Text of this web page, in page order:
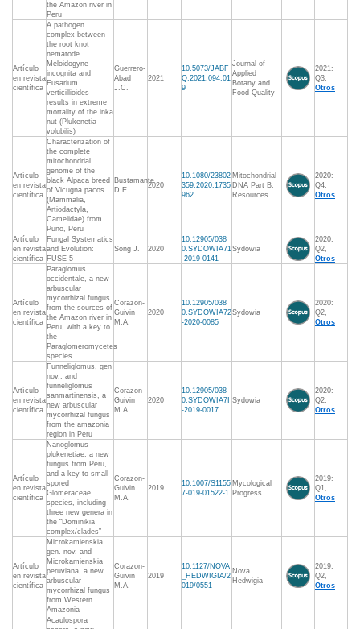
the Amazon river in
Peru
Artículo
en revista
científica
A pathogen
complex between
the root knot
nematode
Meloidogyne
incognita and
Fusarium
verticillioides
results in extreme
mortality of the inka
nut (Plukenetia
volubilis)
Guerrero-
Abad
J.C.
2021
10.5073/JABF
Q.2021.094.01
9
Journal of
Applied
Botany and
Food Quality
2021:
Q3,
Otros
Artículo
en revista
científica
Characterization of
the complete
mitochondrial
genome of the
black Alpaca breed
of Vicugna pacos
(Mammalia,
Artiodactyla,
Camelidae) from
Puno, Peru
Bustamante
D.E.
2020
10.1080/23802
359.2020.1735
962
Mitochondrial
DNA Part B:
Resources
2020:
Q4,
Otros
Artículo
en revista
científica
Fungal Systematics
and Evolution:
FUSE 5
Song J. 2020
10.12905/038
0.SYDOWIA71
-2019-0141
Sydowia
2020:
Q2,
Otros
Artículo
en revista
científica
Paraglomus
occidentale, a new
arbuscular
mycorrhizal fungus
from the sources of
the Amazon river in
Peru, with a key to
the
Paraglomeromycetes
species
Corazon-
Guivin
M.A.
2020
10.12905/038
0.SYDOWIA72
-2020-0085
Sydowia
2020:
Q2,
Otros
Artículo
en revista
científica
Funneliglomus, gen
nov., and
funneliglomus
sanmartinensis, a
new arbuscular
mycorrhizal fungus
from the amazonia
region in Peru
Corazon-
Guivin
M.A.
2020
10.12905/038
0.SYDOWIA7I
-2019-0017
Sydowia
2020:
Q2,
Otros
Artículo
en revista
científica
Nanoglomus
plukenetiae, a new
fungus from Peru,
and a key to small-
spored
Glomeraceae
species, including
three new genera in
the “Dominikia
complex/clades”
Corazon-
Guivin
M.A.
2019
10.1007/S1155
7-019-01522-1
Mycological
Progress
2019:
Q1,
Otros
Artículo
en revista
científica
Microkamienskia
gen. nov. and
Microkamienskia
peruviana, a new
arbuscular
mycorrhizal fungus
from Western
Amazonia
Corazon-
Guivin
M.A.
2019
10.1127/NOVA
_HEDWIGIA/2
019/0551
Nova
Hedwigia
2019:
Q2,
Otros
Acaulospora